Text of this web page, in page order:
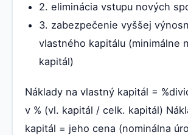
2. eliminácia vstupu nových
3. zabezpečenie vyššej
vlastného kapitálu (minimálne
kapitál)
Náklady na vlastný kapitál =
v % (vl. kapitál / celk. kapitál)
kapitál = jeho cena (nominálna